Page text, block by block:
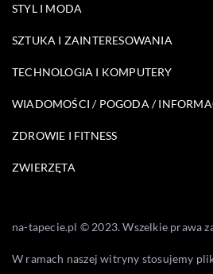
STYL I MODA
SZTUKA I ZAINTERESOWANIA
TECHNOLOGIA I KOMPUTERY
WIADOMOŚCI / POGODA /
ZDROWIE I FITNESS
ZWIERZĘTA
na-tapecie.pl © 2023. Wszelkie prawa
W ramach naszej witryny stosujemy